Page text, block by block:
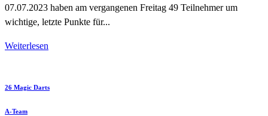
07.07.2023 haben am vergangenen Freitag 49 Teilnehmer um
wichtige, letzte Punkte für...
Weiterlesen
26 Magic Darts
A-Team